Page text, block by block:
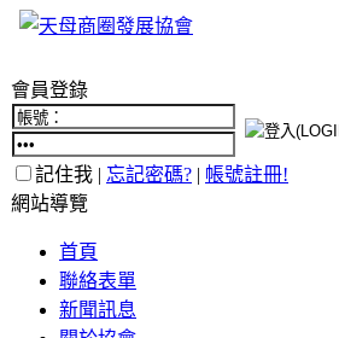
會員登錄
記住我 | 忘記密碼? | 帳號註冊!
網站導覽
首頁
聯絡表單
新聞訊息